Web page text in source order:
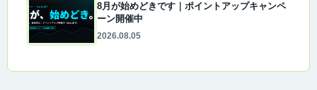
8月が始めどきです｜ポイントアップキャンペ
ーン開催中
2026.08.05